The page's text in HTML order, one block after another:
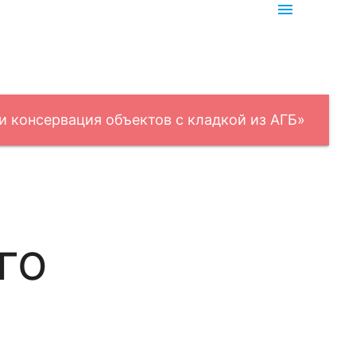
menu
консервация объектов с кладкой из АГБ»